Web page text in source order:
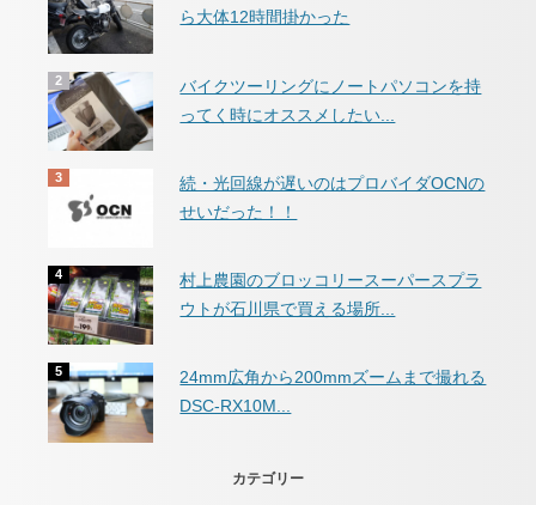
ら大体12時間掛かった
バイクツーリングにノートパソコンを持
ってく時にオススメしたい...
続・光回線が遅いのはプロバイダOCNの
せいだった！！
村上農園のブロッコリースーパースプラ
ウトが石川県で買える場所...
24mm広角から200mmズームまで撮れる
DSC-RX10M...
カテゴリー